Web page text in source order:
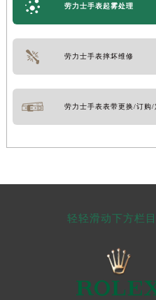
劳力士手表起雾处理
劳力士手表摔坏维修
劳力士手表表带更换/订购/
轻轻滑动下方栏